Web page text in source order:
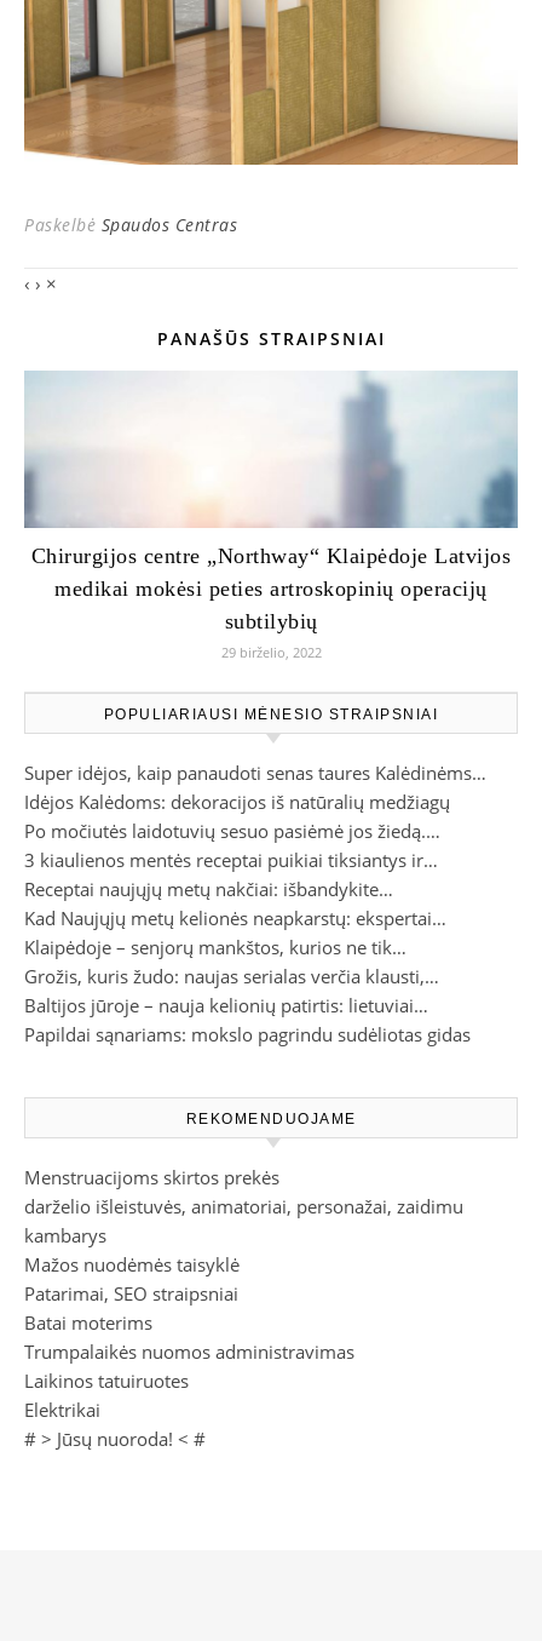
Paskelbė Spaudos Centras
‹ › ×
PANAŠŪS STRAIPSNIAI
Chirurgijos centre „Northway“ Klaipėdoje Latvijos
medikai mokėsi peties artroskopinių operacijų
subtilybių
29 birželio, 2022
POPULIARIAUSI MĖNESIO STRAIPSNIAI
Super idėjos, kaip panaudoti senas taures Kalėdinėms…
Idėjos Kalėdoms: dekoracijos iš natūralių medžiagų
Po močiutės laidotuvių sesuo pasiėmė jos žiedą.…
3 kiaulienos mentės receptai puikiai tiksiantys ir…
Receptai naujųjų metų nakčiai: išbandykite…
Kad Naujųjų metų kelionės neapkarstų: ekspertai…
Klaipėdoje – senjorų mankštos, kurios ne tik…
Grožis, kuris žudo: naujas serialas verčia klausti,…
Baltijos jūroje – nauja kelionių patirtis: lietuviai…
Papildai sąnariams: mokslo pagrindu sudėliotas gidas
REKOMENDUOJAME
Menstruacijoms skirtos prekės
darželio išleistuvės, animatoriai, personažai, zaidimu
kambarys
Mažos nuodėmės taisyklė
Patarimai, SEO straipsniai
Batai moterims
Trumpalaikės nuomos administravimas
Laikinos tatuiruotes
Elektrikai
# > Jūsų nuoroda! < #